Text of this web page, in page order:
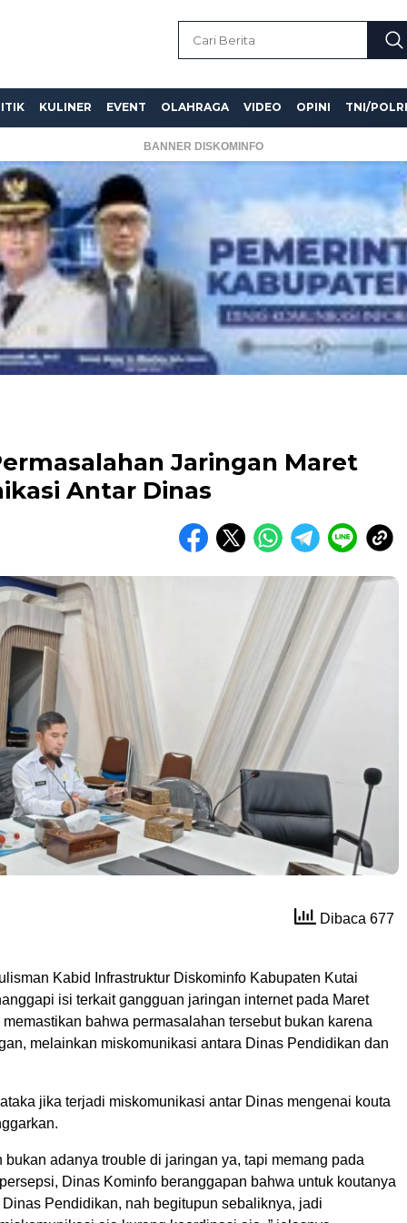
KULINER EVENT OLAHRAGA VIDEO OPINI TNI/POLRI
BANNER DISKOMINFO
Jaringan Maret
Antar Dinas
Dibaca 677
Kabid Infrastruktur Diskominfo Kabupaten Kutai
isi terkait gangguan jaringan internet pada Maret
bahwa permasalahan tersebut bukan karena
melainkan miskomunikasi antara Dinas Pendidikan dan
jika terjadi miskomunikasi antar Dinas mengenai kouta
bukan adanya trouble di jaringan ya, tapi memang pada
Dinas Kominfo beranggapan bahwa untuk koutanya
Pendidikan, nah begitupun sebaliknya, jadi